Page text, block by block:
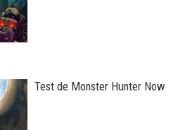
Test de Monster Hunter Now